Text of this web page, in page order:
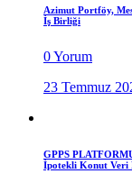
Azimut Portföy,
İş Birliği
0 Yorum
23 Temmuz
GPPS
İpotekli Konut Veri